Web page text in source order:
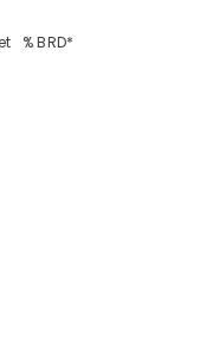
% BRD*